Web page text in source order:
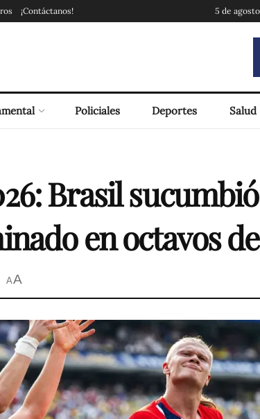
¡Contáctanos! 5 de
Policiales Deportes Salud
Brasil
en octavos
AA